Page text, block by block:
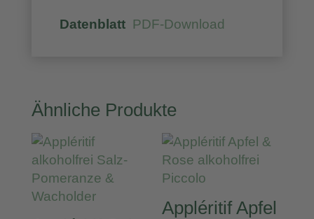
Datenblatt PDF-Download
Ähnliche Produkte
Appléritif Apfel